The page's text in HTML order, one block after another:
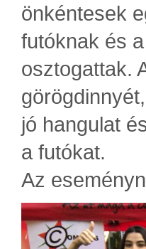
önkéntesek
futóknak és
osztogattak.
jó hangulat
a futókat.
Az